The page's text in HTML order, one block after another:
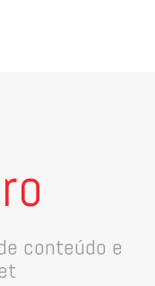
conteúdo e